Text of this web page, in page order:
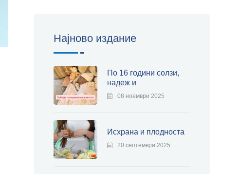
Најново издание
По 16 години солзи,
надеж и
08 ноември 2025
Исхрана и плодноста
20 септември 2025